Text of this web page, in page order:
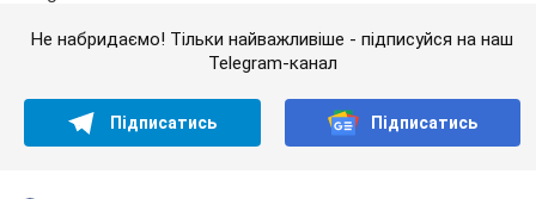
Не набридаємо! Тільки найважливіше - підписуйся на наш
Telegram-канал
Підписатись Підписатись